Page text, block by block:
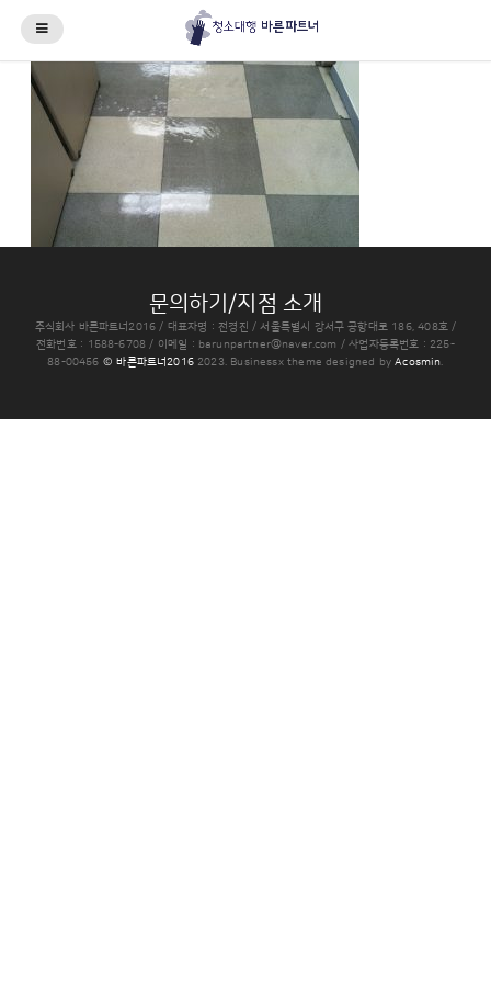
문의하기/지점 소개
주식회사 바른파트너2016 / 대표자명 : 전경진 / 서울특별시 강서구 공항대로 186, 408호 /
전화번호 : 1588-6708 / 이메일 : barunpartner@naver.com / 사업자등록번호 : 225-
88-00456 © 바른파트너20162023. Businessx theme designed byAcosmin.